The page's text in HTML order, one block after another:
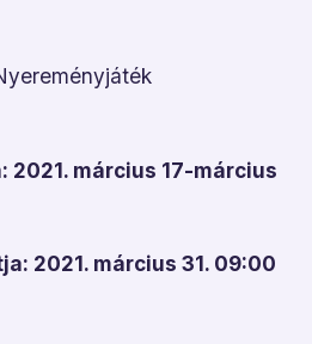
2021. március 17-március
2021. március 31. 09:00